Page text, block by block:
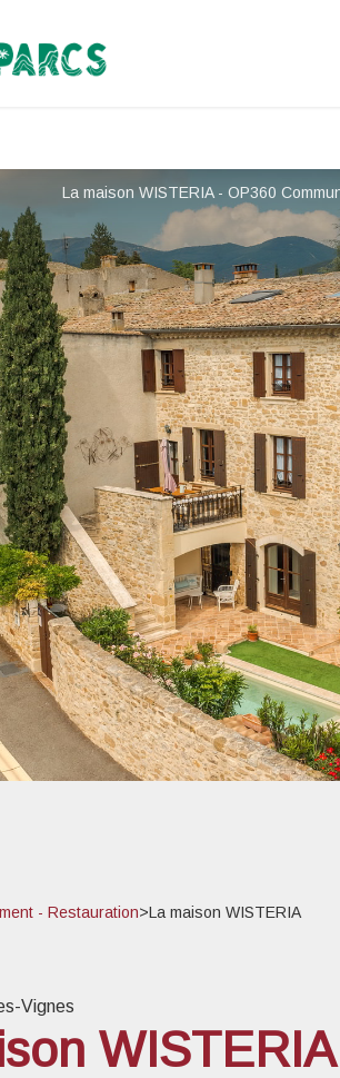
Parcs
La maison WISTERIA - OP360
- Restauration>La maison WISTERIA
Vignes
WISTERIA